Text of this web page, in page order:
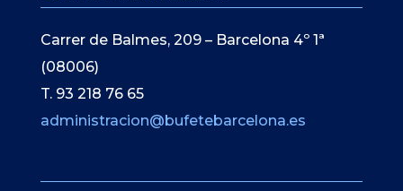
Carrer de Balmes, 209 – Barcelona 4º 1ª
(08006)
T. 93 218 76 65
administracion@bufetebarcelona.es